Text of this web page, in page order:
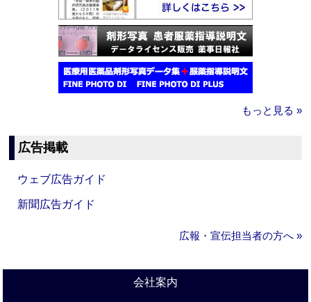
もっと見る »
広告掲載
ウェブ広告ガイド
新聞広告ガイド
広報・宣伝担当者の方へ »
会社案内